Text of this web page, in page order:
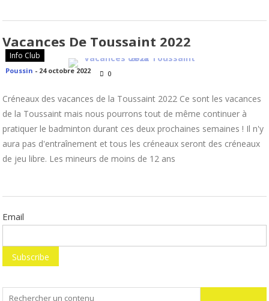
Vacances De Toussaint 2022
Info Club
Poussin - 24 octobre 2022 0
Créneaux des vacances de la Toussaint 2022 Ce sont les vacances
de la Toussaint mais nous pourrons tout de même continuer à
pratiquer le badminton durant ces deux prochaines semaines ! Il n'y
aura pas d'entraînement et tous les créneaux seront des créneaux
de jeu libre. Les mineurs de moins de 12 ans
Email